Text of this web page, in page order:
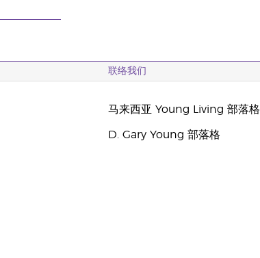
联络我们
马来西亚 Young Living 部落格
D. Gary Young 部落格